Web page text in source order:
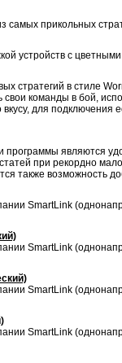
самых прикольных
устройств с
стратегий в стиле
свои команды в бой,
для
программы являются
при рекордно
также
SmartLink
SmartLink
SmartLink
SmartLink